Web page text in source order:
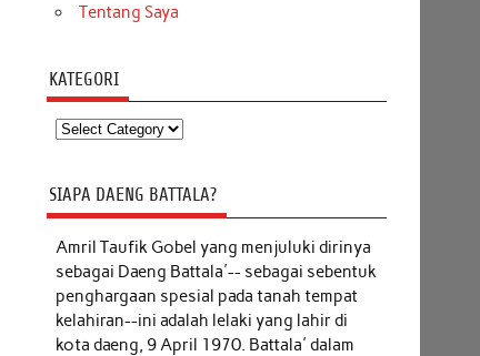
Tentang Saya
KATEGORI
Kategori
SIAPA DAENG BATTALA?
Amril Taufik Gobel yang menjuluki dirinya
sebagai Daeng Battala'-- sebagai sebentuk
penghargaan spesial pada tanah tempat
kelahiran--ini adalah lelaki yang lahir di
kota daeng, 9 April 1970. Battala' dalam